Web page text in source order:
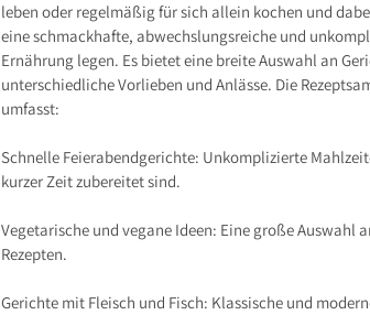
leben oder regelmäßig für sich allein kochen und
eine schmackhafte, abwechslungsreiche und
Ernährung legen. Es bietet eine breite Auswahl an
unterschiedliche Vorlieben und Anlässe. Die
umfasst:
Schnelle Feierabendgerichte: Unkomplizierte
kurzer Zeit zubereitet sind.
Vegetarische und vegane Ideen: Eine große Auswahl
Rezepten.
Gerichte mit Fleisch und Fisch: Klassische und